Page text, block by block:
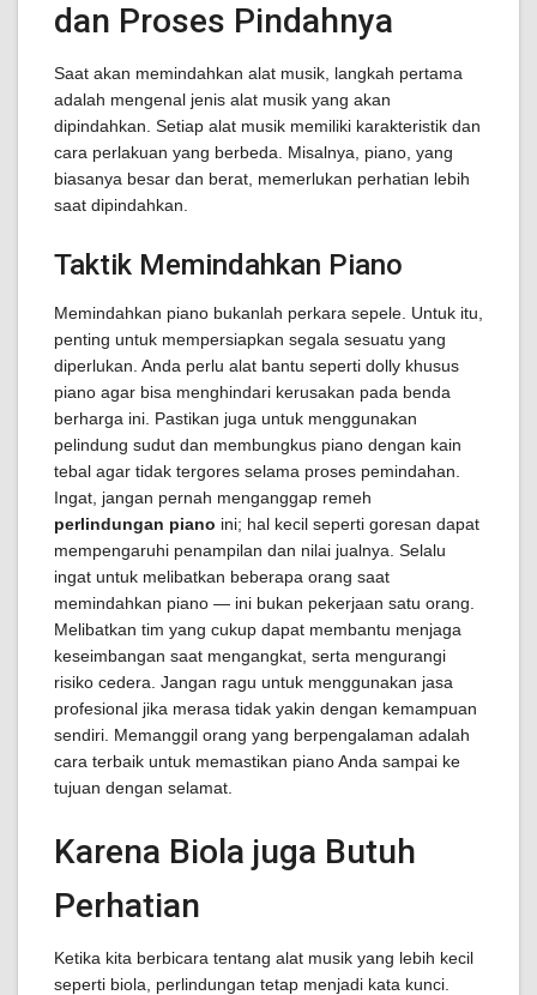
dan Proses Pindahnya
Saat akan memindahkan alat musik, langkah pertama
adalah mengenal jenis alat musik yang akan
dipindahkan. Setiap alat musik memiliki karakteristik dan
cara perlakuan yang berbeda. Misalnya, piano, yang
biasanya besar dan berat, memerlukan perhatian lebih
saat dipindahkan.
Taktik Memindahkan Piano
Memindahkan piano bukanlah perkara sepele. Untuk itu,
penting untuk mempersiapkan segala sesuatu yang
diperlukan. Anda perlu alat bantu seperti dolly khusus
piano agar bisa menghindari kerusakan pada benda
berharga ini. Pastikan juga untuk menggunakan
pelindung sudut dan membungkus piano dengan kain
tebal agar tidak tergores selama proses pemindahan.
Ingat, jangan pernah menganggap remeh
perlindungan piano ini; hal kecil seperti goresan dapat
mempengaruhi penampilan dan nilai jualnya. Selalu
ingat untuk melibatkan beberapa orang saat
memindahkan piano — ini bukan pekerjaan satu orang.
Melibatkan tim yang cukup dapat membantu menjaga
keseimbangan saat mengangkat, serta mengurangi
risiko cedera. Jangan ragu untuk menggunakan jasa
profesional jika merasa tidak yakin dengan kemampuan
sendiri. Memanggil orang yang berpengalaman adalah
cara terbaik untuk memastikan piano Anda sampai ke
tujuan dengan selamat.
Karena Biola juga Butuh
Perhatian
Ketika kita berbicara tentang alat musik yang lebih kecil
seperti biola, perlindungan tetap menjadi kata kunci.